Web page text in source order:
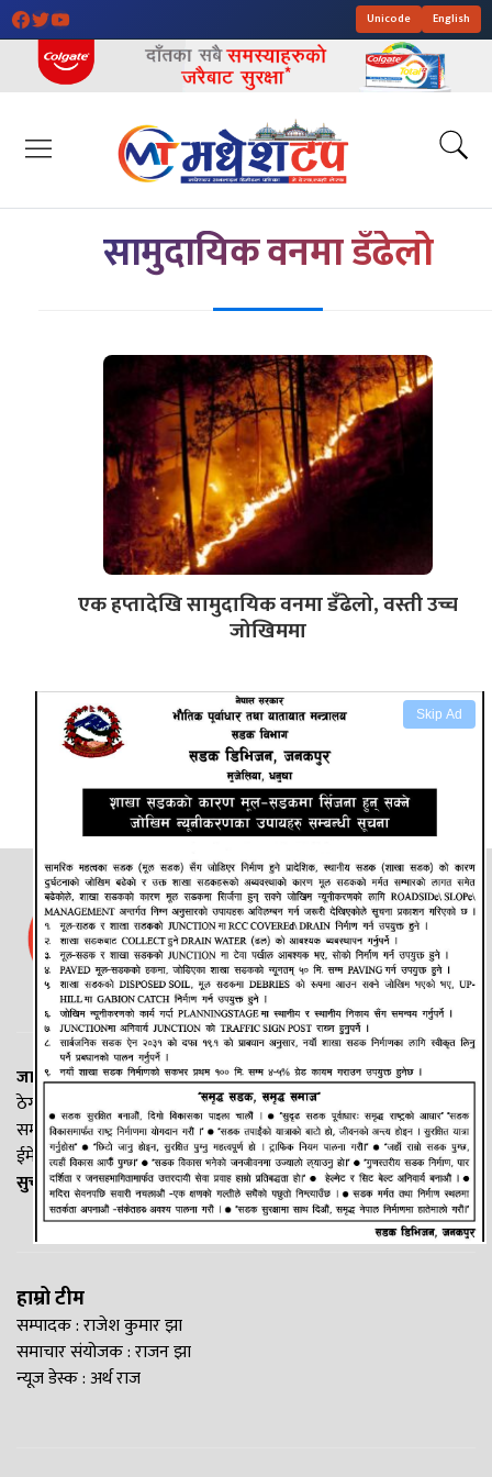
Skip Ad
Unicode English
सामुदायिक वनमा डँढेलो
एक हप्तादेखि सामुदायिक वनमा डँढेलो, वस्ती उच्च
जोखिममा
जानकी न्यूज नेटवर्क
ठेगाना: लक्ष्मीनियाँ -७, मधेश प्रदेश
सम्पर्क नं. : +977-9844100829
ईमेल:Madheshtopnews@gmail.com
सुचना विभाग दर्ता नं. २५४०/२०७७/७८
हाम्रो टीम
सम्पादक : राजेश कुमार झा
समाचार संयोजक : राजन झा
न्यूज डेस्क : अर्थ राज